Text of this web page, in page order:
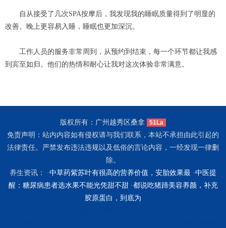
自从接受了几次SPA按摩后，我发现我的睡眠质量得到了明显的
改善。晚上更容易入睡，睡眠也更加深沉。
工作人员的服务非常周到，从预约到结束，每一个环节都让我感
到宾至如归。他们的热情和耐心让我对这次体验非常满意。
版权所有：广州越秀区桑拿 51La
免责声明：站内内容如有侵权请与我们联系，本站不承担由此引起的
法律责任。严禁发布违法违规以及低俗的言论内容，一经发现一律删
除。
养生资讯： ·中草药紫苏叶有很高的营养价值，安胎效果最 ·中医提
醒：糖尿病患者选水果不能光凭甜不甜·都说吃猪蹄美容养颜，补充
胶原蛋白，到底为